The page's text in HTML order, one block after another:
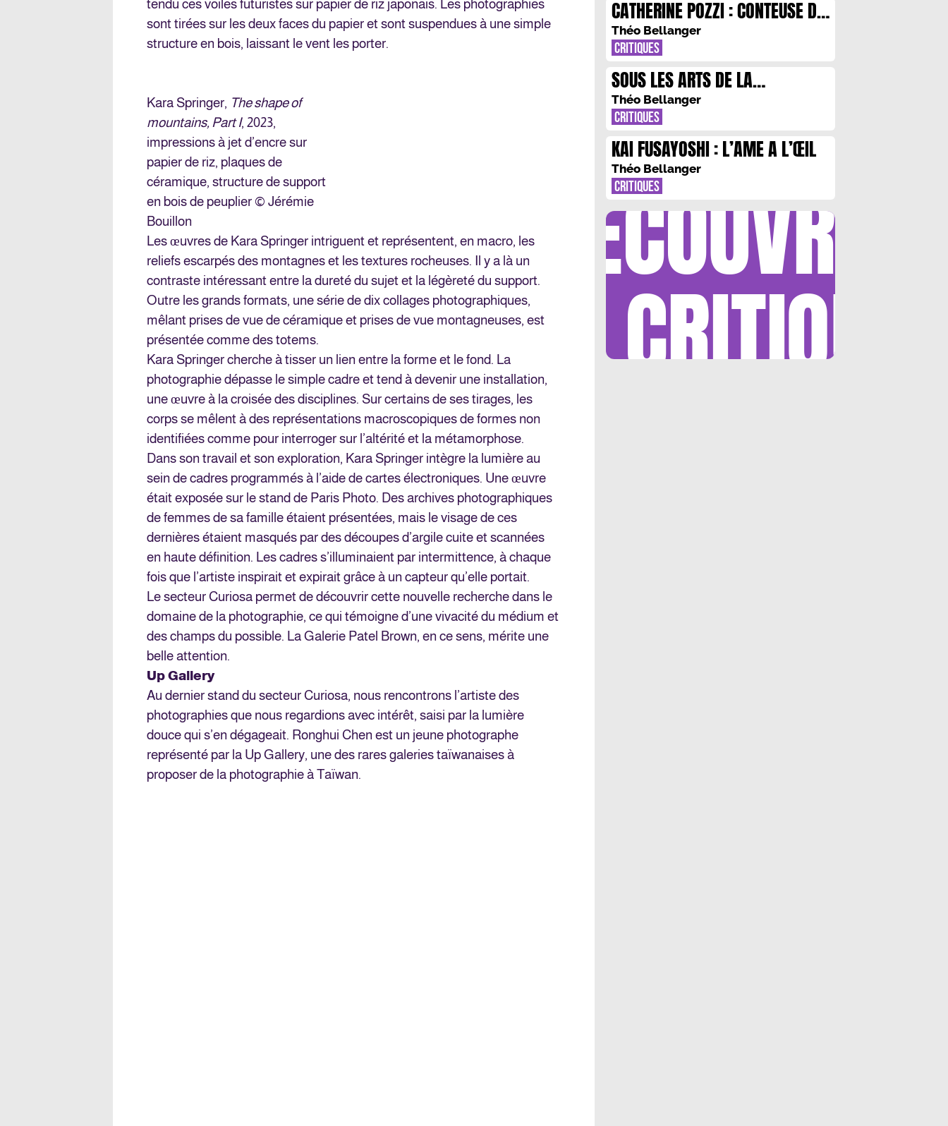
tendu ces voiles futuristes sur papier de riz japonais. Les photographies
sont tirées sur les deux faces du papier et sont suspendues à une simple
structure en bois, laissant le vent les porter.
Kara Springer, The shape of
mountains, Part I, 2023,
impressions à jet d’encre sur
papier de riz, plaques de
céramique, structure de support
en bois de peuplier © Jérémie
Bouillon
Les œuvres de Kara Springer intriguent et représentent, en macro, les
reliefs escarpés des montagnes et les textures rocheuses. Il y a là un
contraste intéressant entre la dureté du sujet et la légèreté du support.
Outre les grands formats, une série de dix collages photographiques,
mêlant prises de vue de céramique et prises de vue montagneuses, est
présentée comme des totems.
Kara Springer cherche à tisser un lien entre la forme et le fond. La
photographie dépasse le simple cadre et tend à devenir une installation,
une œuvre à la croisée des disciplines. Sur certains de ses tirages, les
corps se mêlent à des représentations macroscopiques de formes non
identifiées comme pour interroger sur l’altérité et la métamorphose.
Dans son travail et son exploration, Kara Springer intègre la lumière au
sein de cadres programmés à l’aide de cartes électroniques. Une œuvre
était exposée sur le stand de Paris Photo. Des archives photographiques
de femmes de sa famille étaient présentées, mais le visage de ces
dernières étaient masqués par des découpes d’argile cuite et scannées
en haute définition. Les cadres s’illuminaient par intermittence, à chaque
fois que l’artiste inspirait et expirait grâce à un capteur qu’elle portait.
Le secteur Curiosa permet de découvrir cette nouvelle recherche dans le
domaine de la photographie, ce qui témoigne d’une vivacité du médium et
des champs du possible. La Galerie Patel Brown, en ce sens, mérite une
belle attention.
Up Gallery
Au dernier stand du secteur Curiosa, nous rencontrons l’artiste des
photographies que nous regardions avec intérêt, saisi par la lumière
douce qui s’en dégageait. Ronghui Chen est un jeune photographe
représenté par la Up Gallery, une des rares galeries taïwanaises à
proposer de la photographie à Taïwan.
anciens dans la Galerie Julie Caredda,
transformée jusqu’au 7 octobre en un temple où
l’on vient […]
CATHERINE POZZI : CONTEUSE DE
L’AME
Théo Bellanger
CRITIQUES
SOUS LES ARTS DE LA
REPUBLIQUE
Théo Bellanger
CRITIQUES
KAI FUSAYOSHI : L’AME A L’ŒIL
Théo Bellanger
CRITIQUES
DÉCOUVRIR
LES